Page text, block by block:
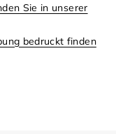
Sie in unserer
bedruckt finden